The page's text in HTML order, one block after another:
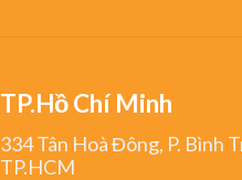
TP.Hồ Chí Minh
334 Tân Hoà Đông, P. Bình
TP.HCM